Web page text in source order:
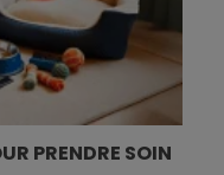
PRENDRE SOIN